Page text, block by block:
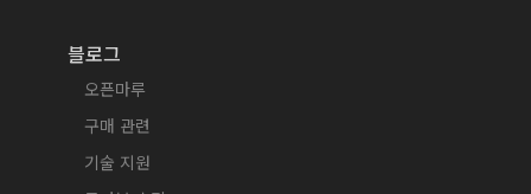
블로그
오픈마루
구매 관련
기술 지원